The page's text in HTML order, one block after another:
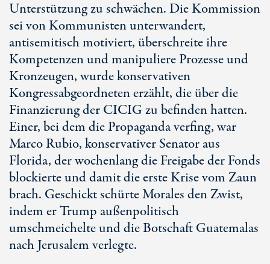
Unterstützung zu schwächen. Die Kommission
sei von Kommunisten unterwandert,
antisemitisch motiviert, überschreite ihre
Kompetenzen und manipuliere Prozesse und
Kronzeugen, wurde konservativen
Kongressabgeordneten erzählt, die über die
Finanzierung der CICIG zu befinden hatten.
Einer, bei dem die Propaganda verfing, war
Marco Rubio, konservativer Senator aus
Florida, der wochenlang die Freigabe der Fonds
blockierte und damit die erste Krise vom Zaun
brach. Geschickt schürte Morales den Zwist,
indem er Trump außenpolitisch
umschmeichelte und die Botschaft Guatemalas
nach Jerusalem verlegte.